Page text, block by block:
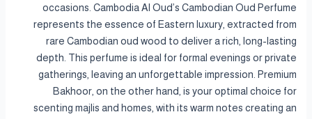
occasions. Cambodia Al Oud’s Cambodian Oud Perfume
represents the essence of Eastern luxury, extracted from
rare Cambodian oud wood to deliver a rich, long-lasting
depth. This perfume is ideal for formal evenings or private
gatherings, leaving an unforgettable impression. Premium
Bakhoor, on the other hand, is your optimal choice for
scenting majlis and homes, with its warm notes creating an